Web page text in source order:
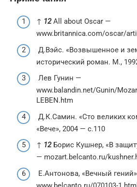
↑ 12All about Oscar —
www.britannica.com/oscar/
Д.Вэйс. «Возвышенное и
исторический роман. М.,
Лев Гунин —
www.balandin.net/Gunin/
LEBEN.htm
Д.К.Самин. «Сто великих
«Вече», 2004 — с.110
↑ 12Борис Кушнер, «В
— mozart.belcanto.ru/
Е.Антонова, «Вечный